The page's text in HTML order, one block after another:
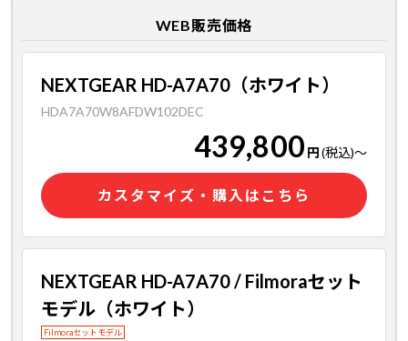
WEB販売価格
NEXTGEAR HD-A7A70（ホワイト）
HDA7A70W8AFDW102DEC
439,800 円(税込)～
カスタマイズ・購入はこちら
NEXTGEAR HD-A7A70 / Filmoraセット
モデル（ホワイト）
Filmoraセットモデル